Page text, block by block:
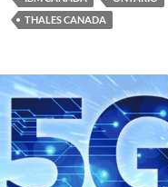
THALES CANADA